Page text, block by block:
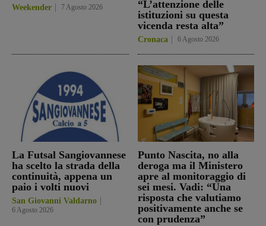
Weekender 7 Agosto 2026
“L’attenzione delle
istituzioni su questa
vicenda resta alta”
Cronaca 6 Agosto 2026
La Futsal Sangiovannese
ha scelto la strada della
continuità, appena un
paio i volti nuovi
San Giovanni Valdarno
6 Agosto 2026
Punto Nascita, no alla
deroga ma il Ministero
apre al monitoraggio di
sei mesi. Vadi: “Una
risposta che valutiamo
positivamente anche se
con prudenza”